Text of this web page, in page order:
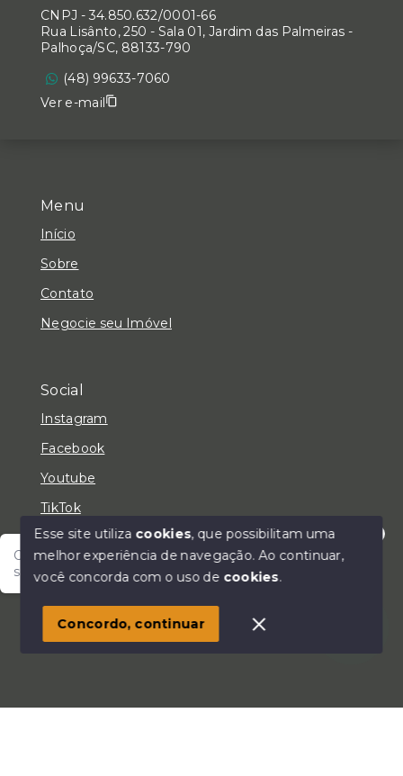
Olá! Fale com um de nossos corretores e encontre
seu lar!
Menu
Início
Sobre
Contato
Negocie seu Imóvel
Social
Instagram
Facebook
Youtube
TikTok
© Copyright 2026 - LC Negócios Imobiliários - Todos
SITE PARA IMOBILIARIA
CNPJ - 34.850.632/0001-66
Rua Lisânto, 250 - Sala 01, Jardim das Palmeiras -
Palhoça/SC, 88133-790
(48) 99633-7060
Ver e-mail
Esse site utiliza cookies, que possibilitam uma
melhor experiência de navegação.Ao continuar,
você concorda com o uso de cookies.
Concordo, continuar